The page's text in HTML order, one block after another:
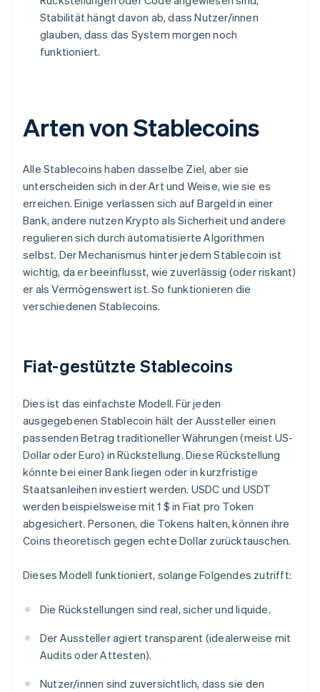
Stabilität hängt davon ab, dass Nutzer/innen
glauben, dass das System morgen noch
funktioniert.
Arten von Stablecoins
Alle Stablecoins haben dasselbe Ziel, aber sie
unterscheiden sich in der Art und Weise, wie sie es
erreichen. Einige verlassen sich auf Bargeld in einer
Bank, andere nutzen Krypto als Sicherheit und andere
regulieren sich durch automatisierte Algorithmen
selbst. Der Mechanismus hinter jedem Stablecoin ist
wichtig, da er beeinflusst, wie zuverlässig (oder riskant)
er als Vermögenswert ist. So funktionieren die
verschiedenen Stablecoins.
Fiat-gestützte Stablecoins
Dies ist das einfachste Modell. Für jeden
ausgegebenen Stablecoin hält der Aussteller einen
passenden Betrag traditioneller Währungen (meist US-
Dollar oder Euro) in Rückstellung. Diese Rückstellung
könnte bei einer Bank liegen oder in kurzfristige
Staatsanleihen investiert werden. USDC und USDT
werden beispielsweise mit 1 $ in Fiat pro Token
abgesichert. Personen, die Tokens halten, können ihre
Coins theoretisch gegen echte Dollar zurücktauschen.
Dieses Modell funktioniert, solange Folgendes zutrifft:
Die Rückstellungen sind real, sicher und liquide.
Der Aussteller agiert transparent (idealerweise mit
Audits oder Attesten).
Nutzer/innen sind zuversichtlich, dass sie den